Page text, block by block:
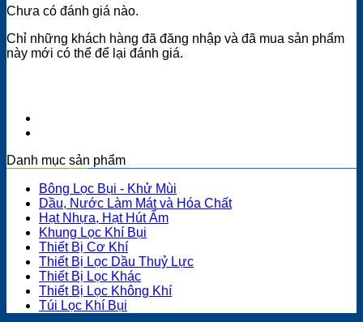
Chưa có đánh giá nào.
Chỉ những khách hàng đã đăng nhập và đã mua sản phẩm
này mới có thể để lại đánh giá.
Danh mục sản phẩm
Bông Lọc Bụi - Khử Mùi
Dầu, Nước Làm Mát và Hóa Chất
Hạt Nhựa, Hạt Hút Ẩm
Khung Lọc Khí Bụi
Thiết Bị Cơ Khí
Thiết Bị Lọc Dầu Thuỷ Lực
Thiết Bị Lọc Khác
Thiết Bị Lọc Không Khí
Túi Lọc Khí Bụi